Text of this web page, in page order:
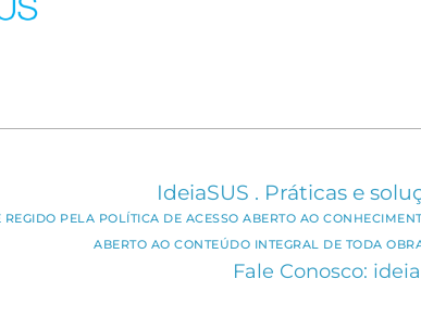
IdeiaSUS . Práticas e
REGIDO PELA POLÍTICA DE ACESSO ABERTO AO
ABERTO AO CONTEÚDO INTEGRAL DE TODA
Fale Conosco: